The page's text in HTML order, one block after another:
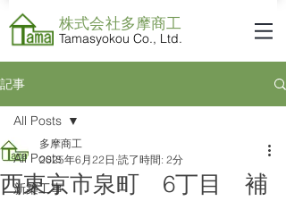
株式会社​多摩商工
Tamasyokou Co., Ltd.
記事
All Posts
新築工事
All Posts
西東京市泉町 6丁目 補
多摩商工
2025年6月22日 読了時間: 2分